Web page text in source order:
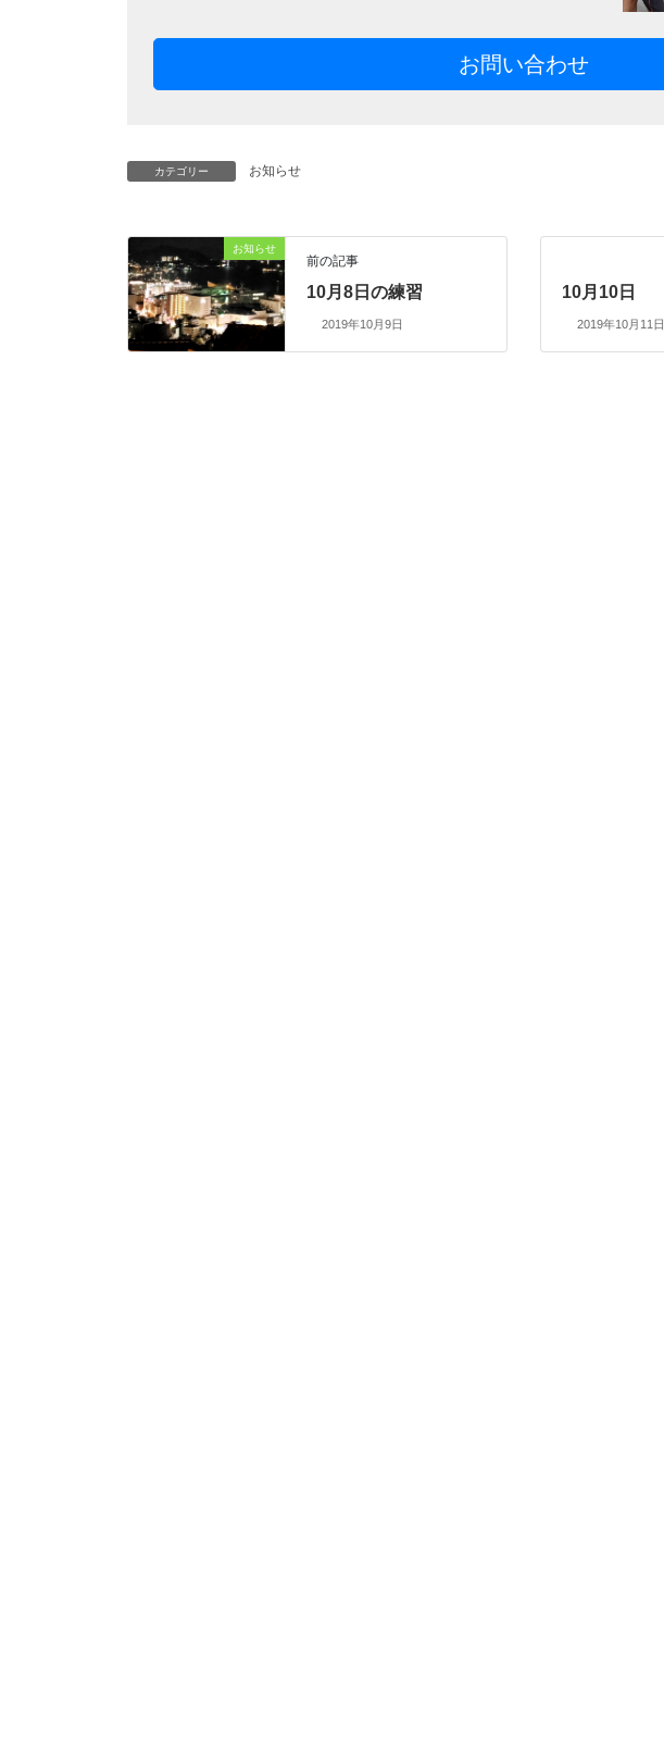
お問い合わせ
カテゴリー お知らせ
お知らせ
前の記事
10月8日の練習
2019年10月9日
10月10日
2019年10月11日